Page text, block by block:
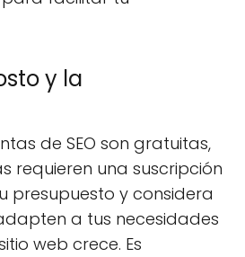
y la
de SEO son gratuitas,
requieren una suscripción
presupuesto y considera
a tus necesidades
web crece. Es